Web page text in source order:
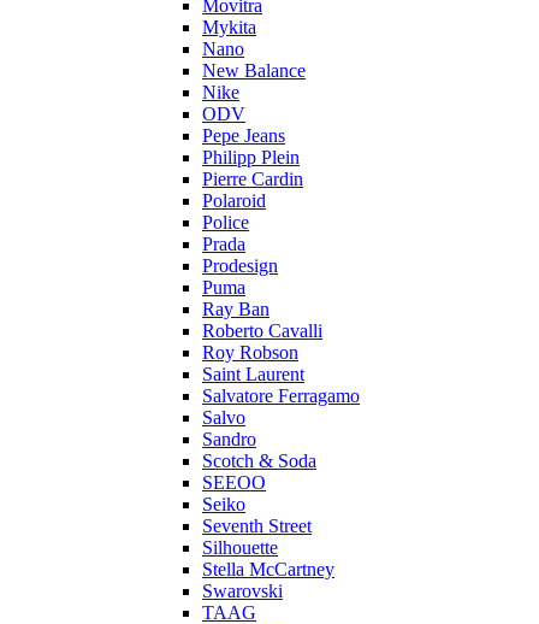
Movitra
Mykita
Nano
New Balance
Nike
ODV
Pepe Jeans
Philipp Plein
Pierre Cardin
Polaroid
Police
Prada
Prodesign
Puma
Ray Ban
Roberto Cavalli
Roy Robson
Saint Laurent
Salvatore Ferragamo
Salvo
Sandro
Scotch & Soda
SEEOO
Seiko
Seventh Street
Silhouette
Stella McCartney
Swarovski
TAAG